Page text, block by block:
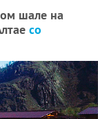
шале на
со